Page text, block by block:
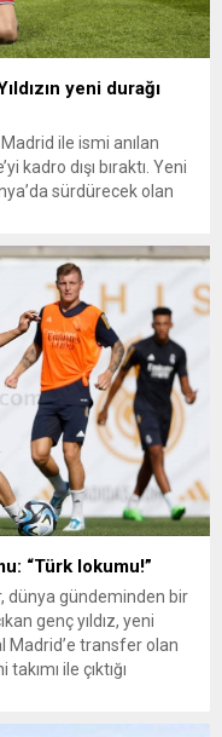
yeni durağı
ile ismi anılan
kadro dışı bıraktı. Yeni
sürdürecek olan
“Türk lokumu!”
dünya gündeminden bir
genç yıldız, yeni
Madrid’e transfer olan
ile çıktığı